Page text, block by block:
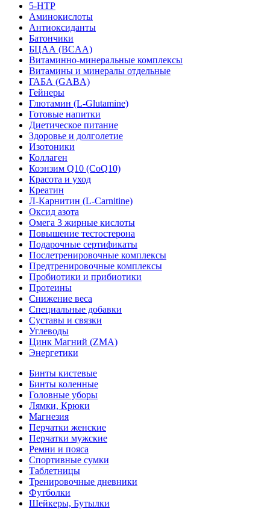
5-HTP
Аминокислоты
Антиоксиданты
Батончики
БЦАА (BCAA)
Витаминно-минеральные комплексы
Витамины и минералы отдельные
ГАБА (GABA)
Гейнеры
Глютамин (L-Glutamine)
Готовые напитки
Диетическое питание
Здоровье и долголетие
Изотоники
Коллаген
Коэнзим Q10 (CoQ10)
Красота и уход
Креатин
Л-Карнитин (L-Сarnitine)
Оксид азота
Омега 3 жирные кислоты
Повышение тестостерона
Подарочные сертификаты
Послетренировочные комплексы
Предтренировочные комплексы
Пробиотики и прибиотики
Протеины
Снижение веса
Специальные добавки
Суставы и связки
Углеводы
Цинк Магний (ZMA)
Энергетики
Бинты кистевые
Бинты коленные
Головные уборы
Лямки, Крюки
Магнезия
Перчатки женские
Перчатки мужские
Ремни и пояса
Спортивные сумки
Таблетницы
Тренировочные дневники
Футболки
Шейкеры, Бутылки